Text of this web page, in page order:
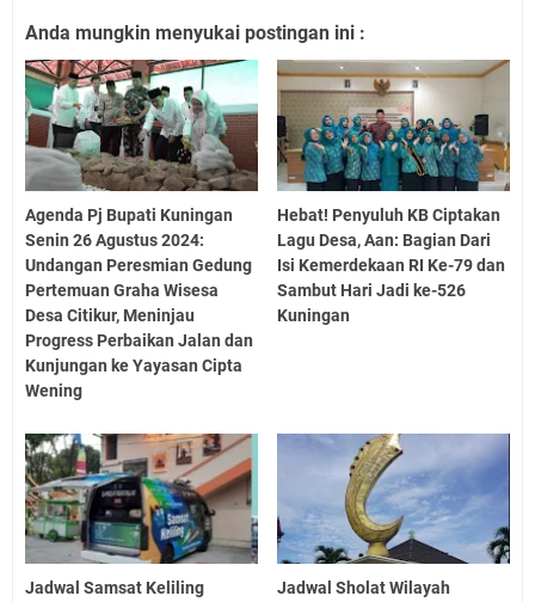
Anda mungkin menyukai postingan ini :
Agenda Pj Bupati Kuningan
Senin 26 Agustus 2024:
Undangan Peresmian Gedung
Pertemuan Graha Wisesa
Desa Citikur, Meninjau
Progress Perbaikan Jalan dan
Kunjungan ke Yayasan Cipta
Wening
Hebat! Penyuluh KB Ciptakan
Lagu Desa, Aan: Bagian Dari
Isi Kemerdekaan RI Ke-79 dan
Sambut Hari Jadi ke-526
Kuningan
Jadwal Samsat Keliling
Jadwal Sholat Wilayah